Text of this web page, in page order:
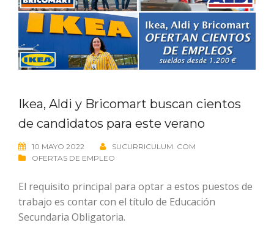
Ikea, Aldi y Bricomart buscan cientos
de candidatos para este verano
10 MAYO 2022
SUCURRICULUM. COM
OFERTAS DE EMPLEO
El requisito principal para optar a estos puestos de
trabajo es contar con el título de Educación
Secundaria Obligatoria.